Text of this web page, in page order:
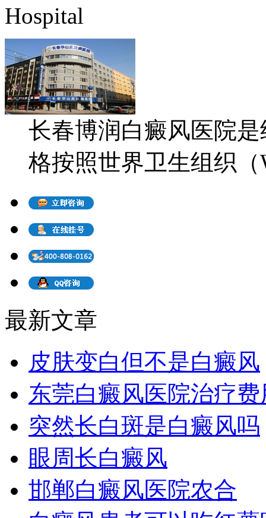
Hospital
长春博润白癜风医院
格按照世界卫生组织（
最新文章
皮肤变白但不是白癜风
东莞白癜风医院治疗费
突然长白斑是白癜风吗
眼周长白癜风
邯郸白癜风医院农合